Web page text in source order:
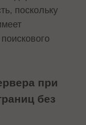
поскольку
при
без